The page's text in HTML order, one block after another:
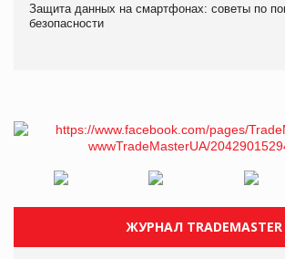
Защита данных на смартфонах: советы по
безопасности
ЖУРНАЛ TRADEMASTER